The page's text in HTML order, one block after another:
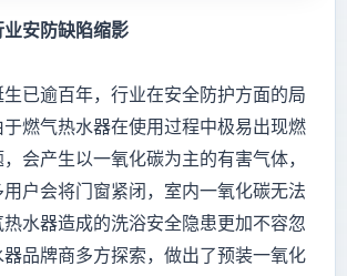
安防缺陷缩影
已逾百年，行业在安全防护方面的局
于燃气热水器在使用过程中极易出现燃
会产生以一氧化碳为主的有害气体，
户会将门窗紧闭，室内一氧化碳无法
水器造成的洗浴安全隐患更加不容忽
品牌商多方探索，做出了预装一氧化